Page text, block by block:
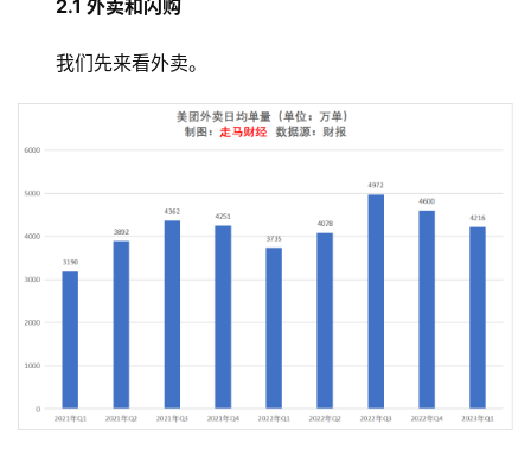
2.1 外卖和闪购
我们先来看外卖。